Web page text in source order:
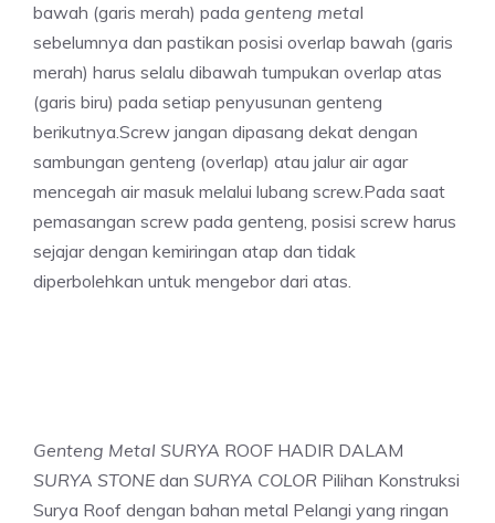
bawah (garis merah) pada genteng metal
sebelumnya dan pastikan posisi overlap bawah (garis
merah) harus selalu dibawah tumpukan overlap atas
(garis biru) pada setiap penyusunan genteng
berikutnya.Screw jangan dipasang dekat dengan
sambungan genteng (overlap) atau jalur air agar
mencegah air masuk melalui lubang screw.Pada saat
pemasangan screw pada genteng, posisi screw harus
sejajar dengan kemiringan atap dan tidak
diperbolehkan untuk mengebor dari atas.
Genteng Metal SURYA ROOF HADIR DALAM
SURYA STONEdan SURYA COLOR Pilihan Konstruksi
Surya Roof dengan bahan metal Pelangi yang ringan